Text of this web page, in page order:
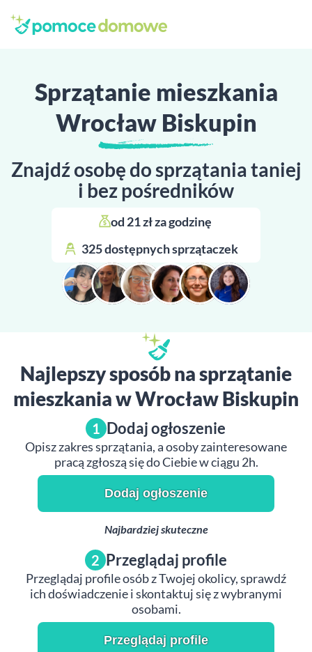
Sprzątanie mieszkania
Wrocław Biskupin
Znajdź osobę do sprzątania taniej
i bez pośredników
od 21 zł za godzinę
325 dostępnych sprzątaczek
Najlepszy sposób na sprzątanie
mieszkania w Wrocław Biskupin
1 Dodaj ogłoszenie
Opisz zakres sprzątania, a osoby zainteresowane
pracą zgłoszą się do Ciebie w ciągu 2h.
Dodaj ogłoszenie
Najbardziej skuteczne
2 Przeglądaj profile
Przeglądaj profile osób z Twojej okolicy, sprawdź
ich doświadczenie i skontaktuj się z wybranymi
osobami.
Przeglądaj profile